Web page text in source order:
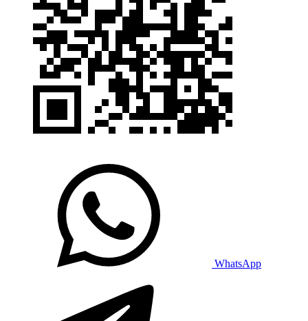
WhatsApp